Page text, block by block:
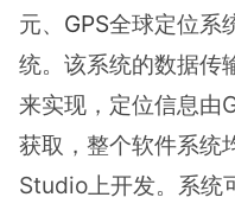
元、 GPS全球定位系
统。该系统的数据传
来实现，定位信息由
获取，整个软件系统
Studio上开发。系统